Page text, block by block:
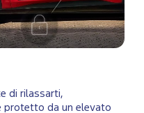
di rilassarti,
protetto da un elevato